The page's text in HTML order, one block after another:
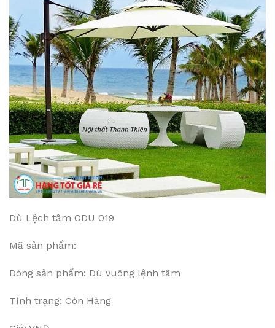
Dù Lệch tâm ODU 019
Mã sản phẩm:
Dòng sản phẩm: Dù vuông lệnh tâm
Tình trạng: Còn Hàng